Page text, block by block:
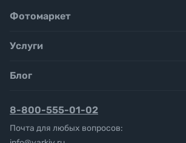
Фотомаркет
Услуги
Блог
8-800-555-01-02
Почта для любых вопросов: